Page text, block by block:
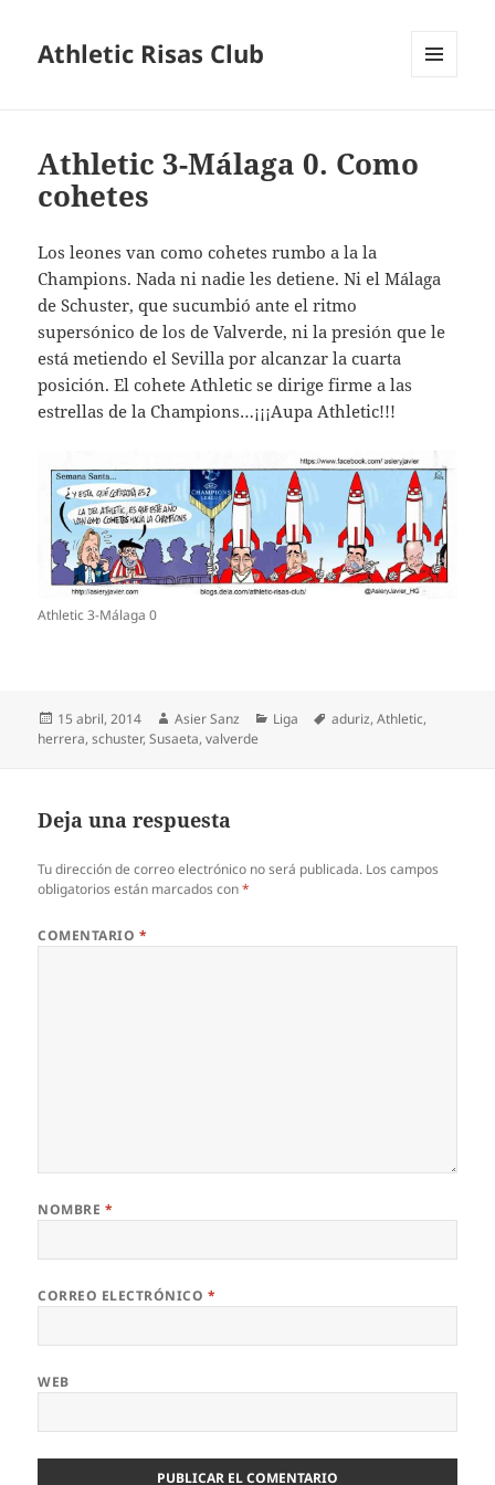
Athletic Risas Club
Athletic 3-Málaga 0. Como
cohetes
Los leones van como cohetes rumbo a la la
Champions. Nada ni nadie les detiene. Ni el Málaga
de Schuster, que sucumbió ante el ritmo
supersónico de los de Valverde, ni la presión que le
está metiendo el Sevilla por alcanzar la cuarta
posición. El cohete Athletic se dirige firme a las
estrellas de la Champions…¡¡¡Aupa Athletic!!!
Athletic 3-Málaga 0
Publicado
el
15 abril, 2014 Autor
Asier Sanz Categorías
Liga Etiquetas
aduriz,Athletic,
herrera,schuster,Susaeta,valverde
Deja una respuesta
Tu dirección de correo electrónico no será publicada. Los campos
obligatorios están marcados con*
COMENTARIO *
NOMBRE *
CORREO ELECTRÓNICO *
WEB